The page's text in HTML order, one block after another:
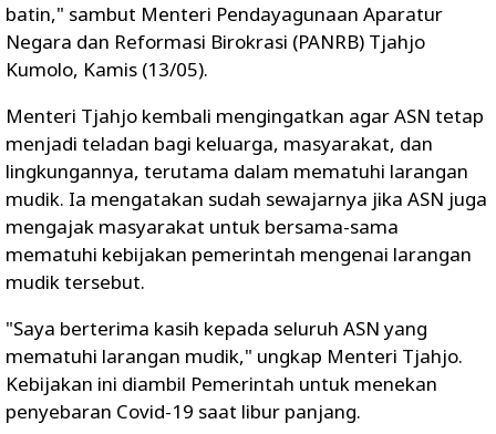
batin," sambut Menteri Pendayagunaan Aparatur
Negara dan Reformasi Birokrasi (PANRB) Tjahjo
Kumolo, Kamis (13/05).
Menteri Tjahjo kembali mengingatkan agar ASN tetap
menjadi teladan bagi keluarga, masyarakat, dan
lingkungannya, terutama dalam mematuhi larangan
mudik. Ia mengatakan sudah sewajarnya jika ASN juga
mengajak masyarakat untuk bersama-sama
mematuhi kebijakan pemerintah mengenai larangan
mudik tersebut.
"Saya berterima kasih kepada seluruh ASN yang
mematuhi larangan mudik," ungkap Menteri Tjahjo.
Kebijakan ini diambil Pemerintah untuk menekan
penyebaran Covid-19 saat libur panjang.